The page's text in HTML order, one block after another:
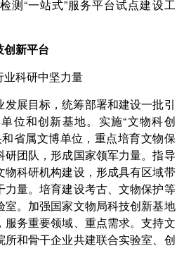
测“一站式”服务平台试点建设工
创新平台
业科研中坚力量
展目标，统筹部署和建设一批引
位和创新基地。实施“文物科创
省属文博单位，重点培育文物保
团队，形成国家领军力量。指导
物科研机构建设，形成具有区域带
力量。培育建设考古、文物保护等
室。加强国家文物局科技创新基地
服务重要领域、重点需求。支持文
和骨干企业共建联合实验室、创